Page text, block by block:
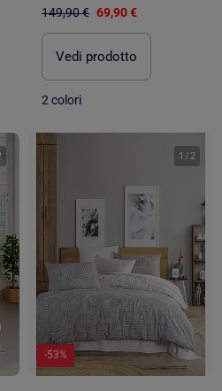
149,90 € 69,90 €
Vedi prodotto
2 colori
1 /2
-53%